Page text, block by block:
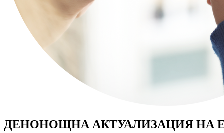
ДЕНОНОЩНА АКТУАЛИЗАЦИЯ НА